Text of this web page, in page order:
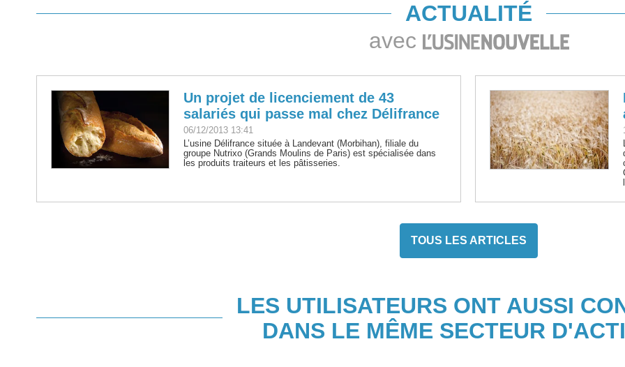
ACTUALITÉ
avec
Un projet de licenciement de 43
salariés qui passe mal chez Délifrance
06/12/2013 13:41
L’usine Délifrance située à Landevant (Morbihan), filiale du
groupe Nutrixo (Grands Moulins de Paris) est spécialisée dans
les produits traiteurs et les pâtisseries.
TOUS LES ARTICLES
LES UTILISATEURS ONT AUSSI
DANS LE MÊME SECTEUR